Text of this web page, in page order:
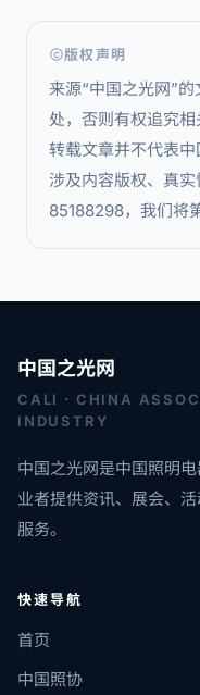
版权声明
来源“中国之光网”
处，否则有权追究相
转载文章并不代表中
涉及内容版权、真
85188298，我们将
中国之光网
CALI · CHINA
INDUSTRY
中国之光网是中国照明
业者提供资讯、展会、
服务。
快速导航
首页
中国照协